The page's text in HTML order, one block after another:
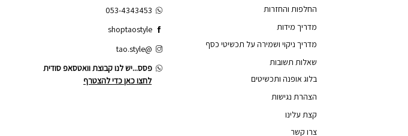
החלפות והחזרות
מדריך מידות
מדריך ניקוי ושמירה על תכשיטי כסף
שאלות תשובות
בלוג אופנה ותכשיטים
הצהרת נגישות
קצת עלינו
צרו קשר
053-4343453
shoptaostyle
@tao.style
פסס...יש לנו קבוצת וואטסאפ סודית
לחצו כאן כדי להצטרף